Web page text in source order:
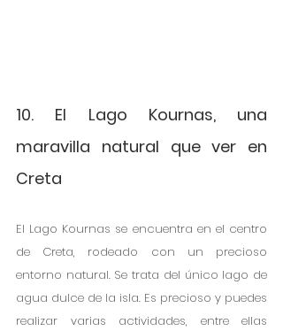
10. El Lago Kournas, una
maravilla natural que ver en
Creta
El Lago Kournas se encuentra en el centro
de Creta, rodeado con un precioso
entorno natural. Se trata del único lago de
agua dulce de la isla. Es precioso y puedes
realizar varias actividades, entre ellas